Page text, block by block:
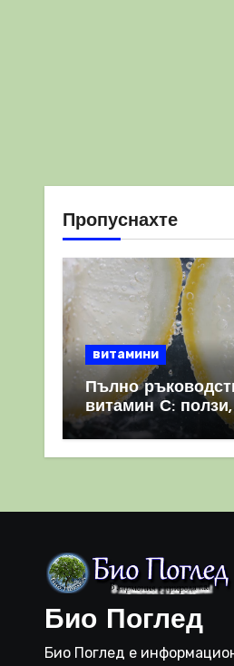
Пропуснахте
витамини
Пълно
витамин С: ползи,
източници и
важен за
Био Поглед
Био Поглед е